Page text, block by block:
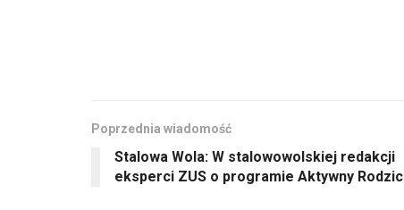
Poprzednia wiadomość
Stalowa Wola: W stalowowolskiej redakcji
eksperci ZUS o programie Aktywny Rodzic